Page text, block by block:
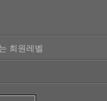
회원레벨